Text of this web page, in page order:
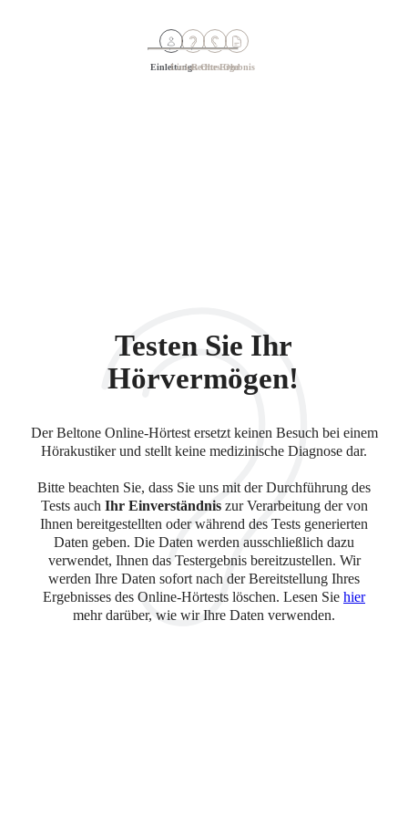
EinleitungLinkes Ohr
Rechtes Ohr
Ergebnis
Testen Sie Ihr
Hörvermögen!
Der Beltone Online-Hörtest ersetzt keinen Besuch bei einem
Hörakustiker und stellt keine medizinische Diagnose dar.
Bitte beachten Sie, dass Sie uns mit der Durchführung des
Tests auch Ihr Einverständniszur Verarbeitung der von
Ihnen bereitgestellten oder während des Tests generierten
Daten geben. Die Daten werden ausschließlich dazu
verwendet, Ihnen das Testergebnis bereitzustellen. Wir
werden Ihre Daten sofort nach der Bereitstellung Ihres
Ergebnisses des Online-Hörtests löschen. Lesen Sie hier
mehr darüber, wie wir Ihre Daten verwenden.